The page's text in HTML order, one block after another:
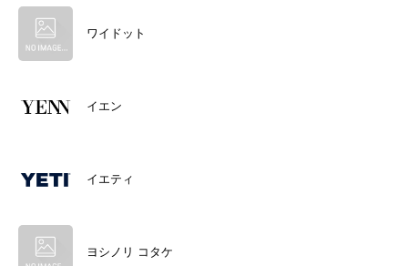
ワイドット
イエン
イエティ
ヨシノリ コタケ